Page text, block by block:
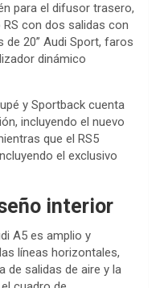
para el difusor trasero,
con dos salidas con
20” Audi Sport, faros
dinámico
y Sportback cuenta
incluyendo el nuevo
que el RS5
el exclusivo
interior
A5 es amplio y
líneas horizontales,
de salidas de aire y la